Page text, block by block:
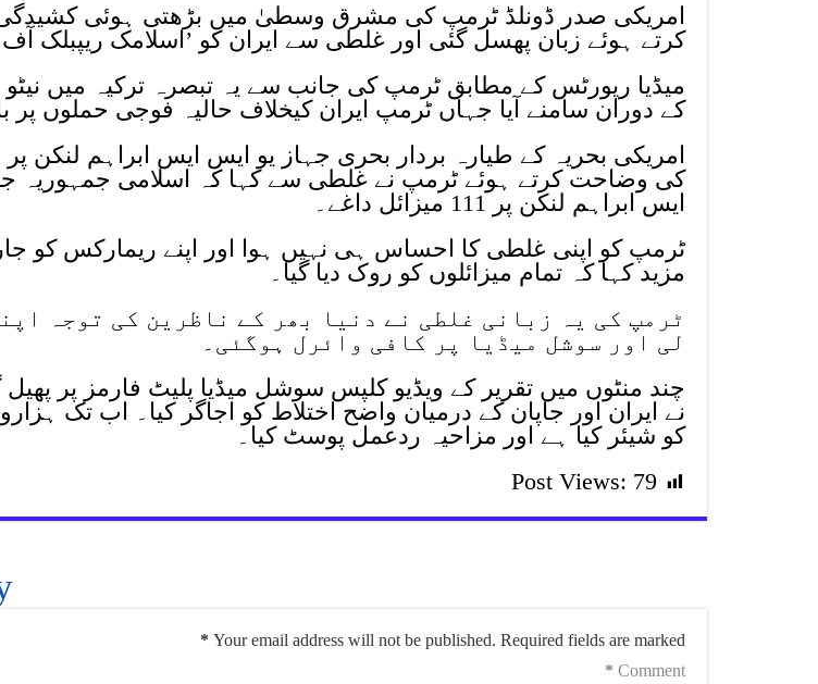
امریکی صدر ڈونلڈ ٹرمپ کی مشرق وسطیٰ میں بڑھتی ہوئی کشیدگی
کرتے ہوئے زبان پھسل گئی اور غلطی سے ایران کو ’اسلامک ریپبلک آف
میڈیا رپورٹس کے مطابق ٹرمپ کی جانب سے یہ تبصرہ ترکیہ میں
کے دوران سامنے آیا جہاں ٹرمپ ایران کیخلاف حالیہ فوجی حملوں پر
امریکی بحریہ کے طیارہ بردار بحری جہاز یو ایس ایس ابراہم لنکن پر
کی وضاحت کرتے ہوئے ٹرمپ نے غلطی سے کہا کہ اسلامی جمہوریہ
ایس ابراہم لنکن پر 111 میزائل داغے۔
ٹرمپ کو اپنی غلطی کا احساس ہی نہیں ہوا اور اپنے ریمارکس کو
مزید کہا کہ تمام میزائلوں کو روک دیا گیا۔
ٹرمپ کی یہ زبانی غلطی نے دنیا بھر کے ناظرین کی توجہ
لی اور سوشل میڈیا پر کافی وائرل ہوگئی۔
چند منٹوں میں تقریر کے ویڈیو کلپس سوشل میڈیا پلیٹ فارمز پر
نے ایران اور جاپان کے درمیان واضح اختلاط کو اجاگر کیا۔ اب تک
کو شیئر کیا ہے اور مزاحیہ ردعمل پوسٹ کیا۔
Post Views: 79
Your email address will not be published. Required fields are marked
*
Comment
*